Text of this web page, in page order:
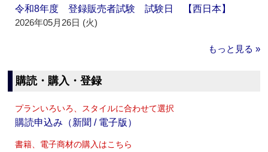
令和8年度 登録販売者試験 試験日 【西日本】
2026年05月26日 (火)
もっと見る »
購読・購入・登録
プランいろいろ、スタイルに合わせて選択
購読申込み（新聞 / 電子版）
書籍、電子商材の購入はこちら